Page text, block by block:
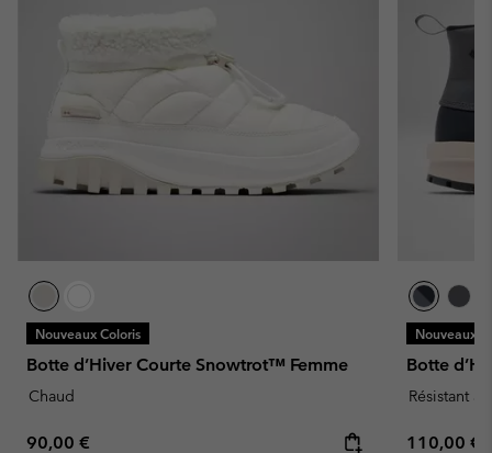
Nouveaux Coloris
Botte d’Hiver Courte Snowtrot™ Femme
Chaud
Regular price:
90,00 €
Nouveaux
Botte
Résistant à
Regular
110,00 €